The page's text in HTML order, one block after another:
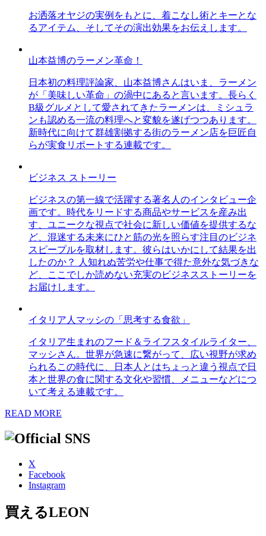
お洒落オヤジの実例をもとに、着こなし術とキーとな
るアイテム、そしてその演出効果をお伝えします。
山本益博のラーメン革命！
日本初の料理評論家、山本益博さんはいま、ラーメン
が「美味しい革命」の渦中にあると言います。長らく
B級グルメとして愛されてきたラーメンは、ミシュラ
ンも認める一流の料理へと変貌を遂げつつあります。
新時代に向けて群雄割拠する街のラーメン店を巨匠自
らが実食リポートする連載です。
ビジネス ストーリー
ビジネスの第一線で活躍する著名人のインタビュー企
画です。時代をリードする商品やサービスを産み出
す、ユニークな視点で社会に新しい価値を提供するな
ど、混迷する未来にひと筋の光を照らす注目のビジネ
スピープルを取材します。彼らはいかにして結果を出
したのか？ 人知れぬ苦労や仕事で得た意外な気づきな
ど、ここでしか読めない充実のビジネスストーリーを
お届けします。
イタリア人マッシの「思考する食欲」
イタリア生まれのフード＆ライフスタイルライター、
マッシさん。世界が急速に繋がって、広い視野が求め
られるこの時代に、日本人とはちょっと違う視点で日
本と世界の食に関する文化や習慣、メニューなどにつ
いて考える連載です。
READ MORE
X
Facebook
Instagram
買えるLEON